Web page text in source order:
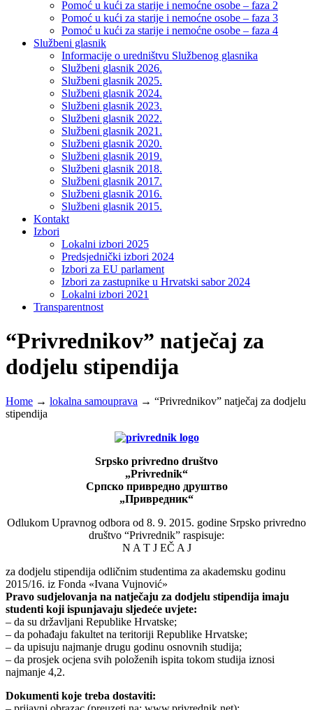
Pomoć u kući za starije i nemoćne osobe – faza 2
Pomoć u kući za starije i nemoćne osobe – faza 3
Pomoć u kući za starije i nemoćne osobe – faza 4
Službeni glasnik
Informacije o uredništvu Službenog glasnika
Službeni glasnik 2026.
Službeni glasnik 2025.
Službeni glasnik 2024.
Službeni glasnik 2023.
Službeni glasnik 2022.
Službeni glasnik 2021.
Službeni glasnik 2020.
Službeni glasnik 2019.
Službeni glasnik 2018.
Službeni glasnik 2017.
Službeni glasnik 2016.
Službeni glasnik 2015.
Kontakt
Izbori
Lokalni izbori 2025
Predsjednički izbori 2024
Izbori za EU parlament
Izbori za zastupnike u Hrvatski sabor 2024
Lokalni izbori 2021
Transparentnost
“Privrednikov” natječaj za
dodjelu stipendija
Home → lokalna samouprava → “Privrednikov” natječaj za dodjelu
stipendija
Srpsko privredno društvo
„Privrednik“
Српско привредно друштво
„Привредник“
Odlukom Upravnog odbora od 8. 9. 2015. godine Srpsko privredno
društvo “Privrednik” raspisuje:
N A T J EČ A J
za dodjelu stipendija odličnim studentima za akademsku godinu
2015/16. iz Fonda «Ivana Vujnović»
Pravo sudjelovanja na natječaju za dodjelu stipendija imaju
studenti koji ispunjavaju sljedeće uvjete:
– da su državljani Republike Hrvatske;
– da pohađaju fakultet na teritoriji Republike Hrvatske;
– da upisuju najmanje drugu godinu osnovnih studija;
– da prosjek ocjena svih položenih ispita tokom studija iznosi
najmanje 4,2.
Dokumenti koje treba dostaviti: